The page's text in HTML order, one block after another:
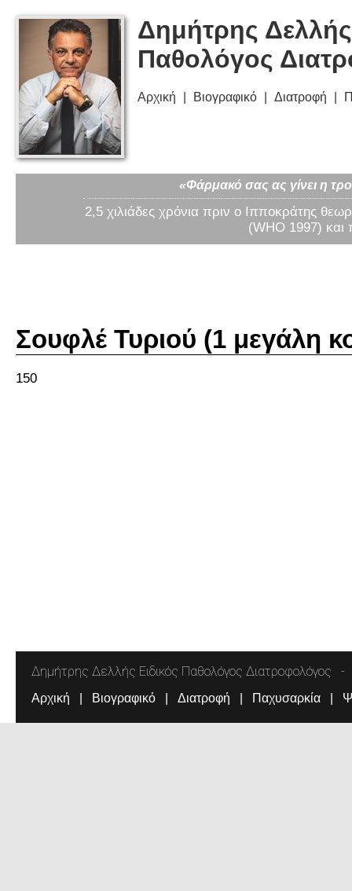
Δημήτρης
Παθολόγος
Αρχική Βιογραφικό Διατροφή
«Φάρμακό σας ας γίνει η
2,5 χιλιάδες χρόνια πριν ο Ιπποκράτης
(WHO 1997) και
Σουφλέ Τυριού (1 μεγάλη
150
Δημήτρης Δελλής Ειδικός Παθολόγος Διατροφολόγος
Αρχική Βιογραφικό Διατροφή Παχυσαρκία